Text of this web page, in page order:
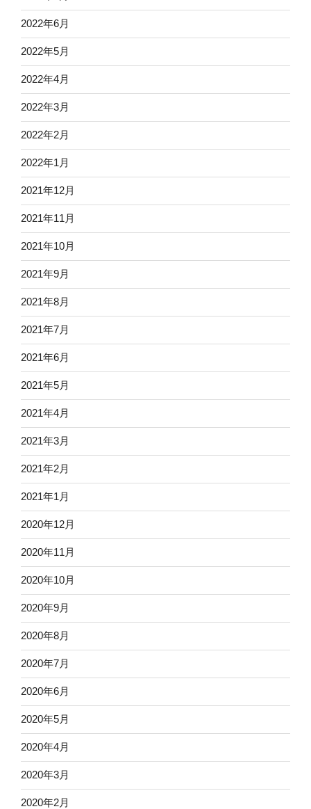
2022年6月
2022年5月
2022年4月
2022年3月
2022年2月
2022年1月
2021年12月
2021年11月
2021年10月
2021年9月
2021年8月
2021年7月
2021年6月
2021年5月
2021年4月
2021年3月
2021年2月
2021年1月
2020年12月
2020年11月
2020年10月
2020年9月
2020年8月
2020年7月
2020年6月
2020年5月
2020年4月
2020年3月
2020年2月